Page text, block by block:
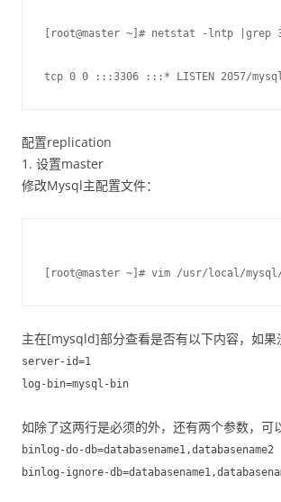
[root@master ~]# netstat -lntp |grep
tcp 0 0 :::3306 :::* LISTEN 2057/
配置replication
1. 设置master
修改Mysql主配置文件：
[root@master ~]# vim /usr/local/
主在[mysqld]部分查看是否有以下内容，如果
server-id=1
log-bin=mysql-bin
如除了这两行是必须的外，还有两个参数，可
binlog-do-db=databasename1,databasename2
binlog-ignore-